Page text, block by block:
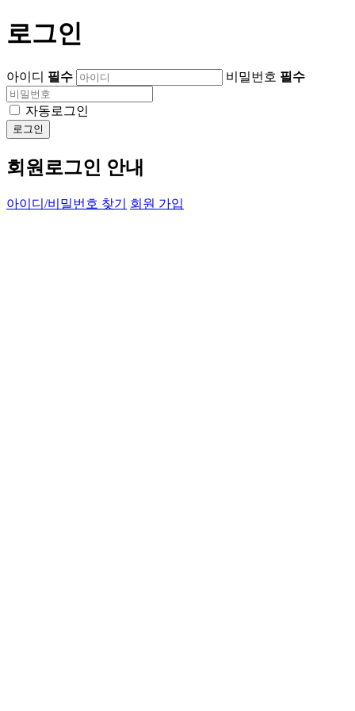
로그인
아이디 필수 비밀번호 필수
자동로그인
로그인
회원로그인 안내
아이디/비밀번호 찾기 회원 가입